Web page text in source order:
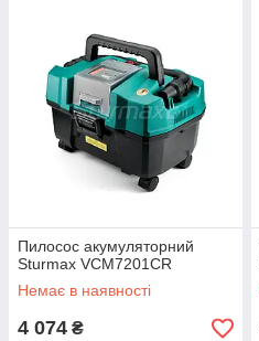
Пилосос акумуляторний
Sturmax VCM7201CR
Немає в наявності
4 074 ₴